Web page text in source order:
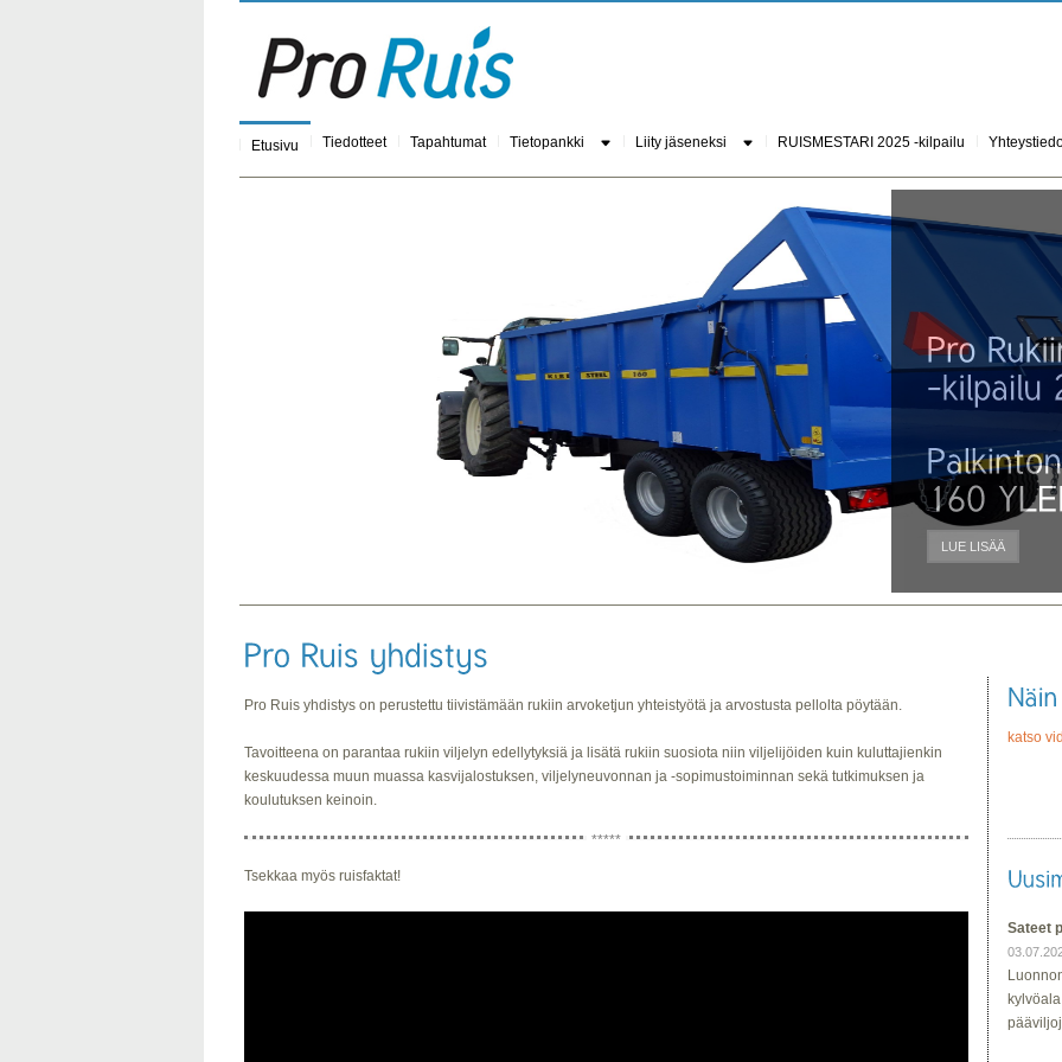
Etusivu Tiedotteet Tapahtumat Tietopankki Liity jäseneksi RUISMESTARI 2025 -kilpailu
LUE LISÄÄ
Pro Ruis yhdistys on perustettu tiivistämään rukiin arvoketjun yhteistyötä ja arvostusta pellolta pöytään.
Tavoitteena on parantaa rukiin viljelyn edellytyksiä ja lisätä rukiin suosiota niin viljelijöiden kuin kuluttajienkin
keskuudessa muun muassa kasvijalostuksen, viljelyneuvonnan ja -sopimustoiminnan sekä tutkimuksen ja
koulutuksen keinoin.
Tsekkaa myös ruisfaktat!
katso
Sateet